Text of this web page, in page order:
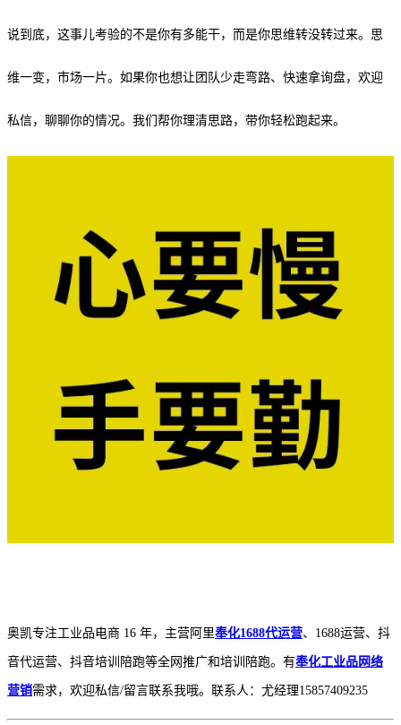
说到底，这事儿考验的不是你有多能干，而是你思维转没转过来。思
维一变，市场一片。如果你也想让团队少走弯路、快速拿询盘，欢迎
私信，聊聊你的情况。我们帮你理清思路，带你轻松跑起来。
奥凯专注工业品电商 16 年，主营阿里奉化1688代运营、1688运营、抖
音代运营、抖音培训陪跑等全网推广和培训陪跑。有奉化工业品网络
营销需求，欢迎私信/留言联系我哦。联系人：尤经理15857409235